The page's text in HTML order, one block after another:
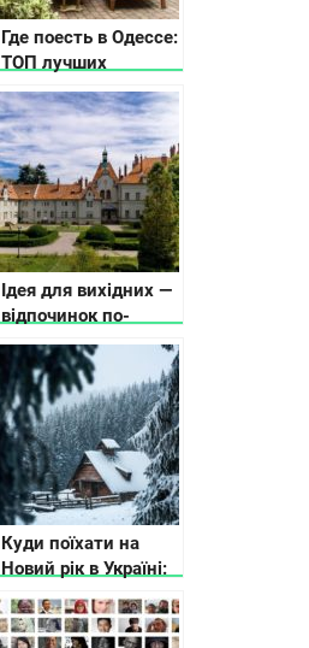
Где поесть в Одессе:
ТОП лучших
заведений Южной
Пальмиры
Ідея для вихідних —
відпочинок по-
королівськи в
Україні
Куди поїхати на
Новий рік в Україні:
10 ідей